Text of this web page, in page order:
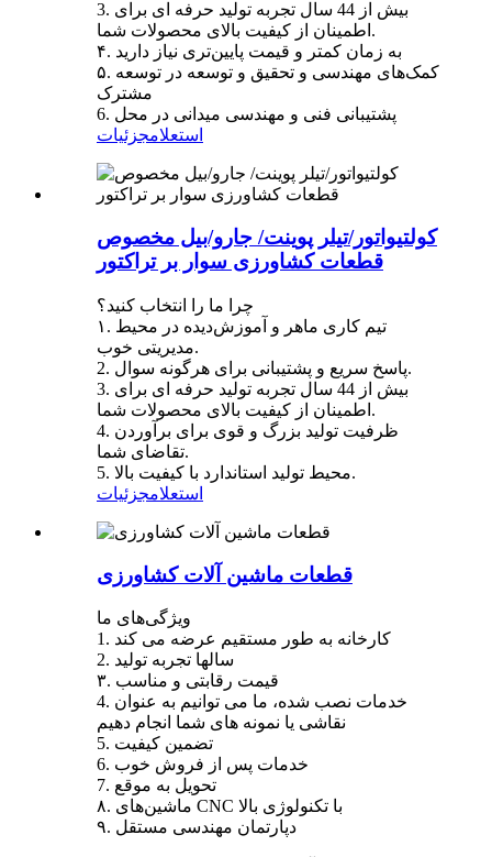
3. بیش از 44 سال تجربه تولید حرفه ای برای
اطمینان از کیفیت بالای محصولات شما.
۴. به زمان کمتر و قیمت پایین‌تری نیاز دارید
۵. کمک‌های مهندسی و تحقیق و توسعه در توسعه
مشترک
6. پشتیبانی فنی و مهندسی میدانی در محل
استعلامجزئیات
کولتیواتور/تیلر پوینت/ جارو/بیل مخصوص
قطعات کشاورزی سوار بر تراکتور
چرا ما را انتخاب کنید؟
۱. تیم کاری ماهر و آموزش‌دیده در محیط
مدیریتی خوب.
2. پاسخ سریع و پشتیبانی برای هرگونه سوال.
3. بیش از 44 سال تجربه تولید حرفه ای برای
اطمینان از کیفیت بالای محصولات شما.
4. ظرفیت تولید بزرگ و قوی برای برآوردن
تقاضای شما.
5. محیط تولید استاندارد با کیفیت بالا.
استعلامجزئیات
قطعات ماشین آلات کشاورزی
ویژگی‌های ما
1. کارخانه به طور مستقیم عرضه می کند
2. سالها تجربه تولید
۳. قیمت رقابتی و مناسب
4. خدمات نصب شده، ما می توانیم به عنوان
نقاشی یا نمونه های شما انجام دهیم
5. تضمین کیفیت
6. خدمات پس از فروش خوب
7. تحویل به موقع
۸. ماشین‌های CNC با تکنولوژی بالا
۹. دپارتمان مهندسی مستقل